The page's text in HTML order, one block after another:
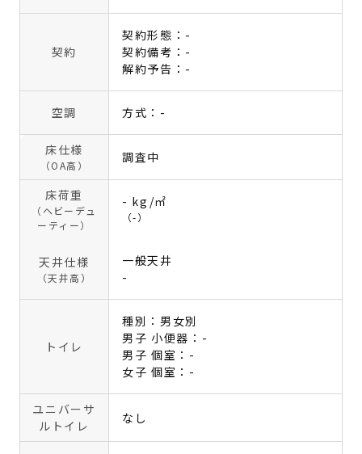
契約
契約形態：-
契約備考：-
解約予告：-
空調 方式：-
床仕様
（OA高）
調査中
床荷重
（ヘビーデュ
ーティー）
- kg/㎡
（-）
天井仕様
（天井高）
一般天井
-
トイレ
種別：男女別
男子 小便器：-
男子 個室：-
女子 個室：-
ユニバーサ
ルトイレ
なし